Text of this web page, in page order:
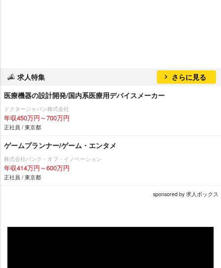
求人特集
さらに見る
医療機器の設計開発/国内系医療用デバイスメーカー
ドクタージャパン株式会社
年収450万円～700万円
正社員 / 東京都
ゲームプランナー/ゲーム・エンタメ
株式会社バンク・オブ・イノベーション
年収414万円～600万円
正社員 / 東京都
sponsored by 求人ボックス